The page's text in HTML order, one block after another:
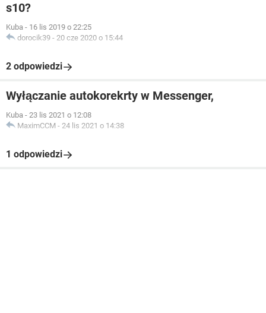
s10?
Kuba - 16 lis 2019 o 22:25
dorocik39 - 20 cze 2020 o 15:44
2 odpowiedzi
Wyłączanie autokorekrty w Messenger,
Kuba - 23 lis 2021 o 12:08
MaximCCM - 24 lis 2021 o 14:38
1 odpowiedzi